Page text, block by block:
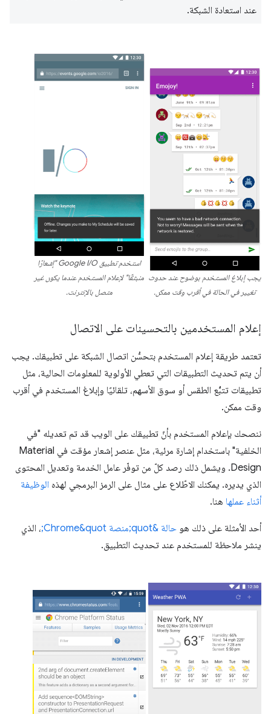
عند استعادة الشبكة.
يجب إبلاغ المستخدم بوضوح عند حدوث
تغيير في الحالة في أقرب وقت ممكن.
استخدم تطبيق Google I/O "إشعارًا
منبثقًا" لإعلام المستخدم عندما يكون غير
متصل بالإنترنت.
إعلام المستخدمين بالتحسينات على الاتصال
تعتمد طريقة إعلام المستخدم بتحسُّن اتصال الشبكة على تطبيقك. يجب
أن يتم تحديث التطبيقات التي تعطي الأولوية للمعلومات الحالية، مثل
تطبيقات تتبُّع الطقس أو سوق الأسهم، تلقائيًا وإبلاغ المستخدم في أقرب
وقت ممكن.
ننصحك بإعلام المستخدم بأنّ تطبيقك على الويب قد تم تعديله "في
الخلفية" باستخدام إشارة مرئية، مثل عنصر إشعار مؤقت في Material
Design. ويشمل ذلك رصد كلّ من توفّر عامل الخدمة وتعديل المحتوى
الذي يديره. يمكنك الاطّلاع على مثال على الرمز البرمجي لهذه الوظيفة
أثناء عملها هنا.
أحد الأمثلة على ذلك هو حالة &quot;منصة Chrome&quot;
، الذي
ينشر ملاحظة للمستخدم عند تحديث التطبيق.